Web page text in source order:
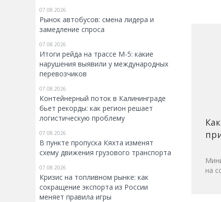
07.08.2026
Рынок автобусов: смена лидера и
замедление спроса
07.08.2026
Итоги рейда на трассе М-5: какие
нарушения выявили у международных
перевозчиков
07.08.2026
Контейнерный поток в Калининграде
бьет рекорды: как регион решает
логистическую проблему
07.08.2026
В пункте пропуска Кяхта изменят
схему движения грузового транспорта
07.08.2026
Кризис на топливном рынке: как
сокращение экспорта из России
меняет правила игры
на